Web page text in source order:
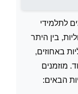
לתלמידי
בין היתר
באחוזים,
מוזמנים
הבאים: